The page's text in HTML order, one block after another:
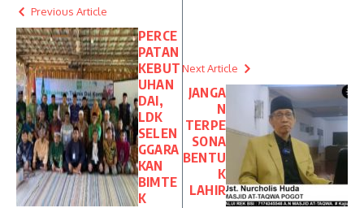
Previous Article
PERCE
PATAN
KEBUT
UHAN
DAI,
LDK
SELEN
GGARA
KAN
BIMTE
K
Next Article
JANGA
N
TERPE
SONA
BENTU
K
LAHIR